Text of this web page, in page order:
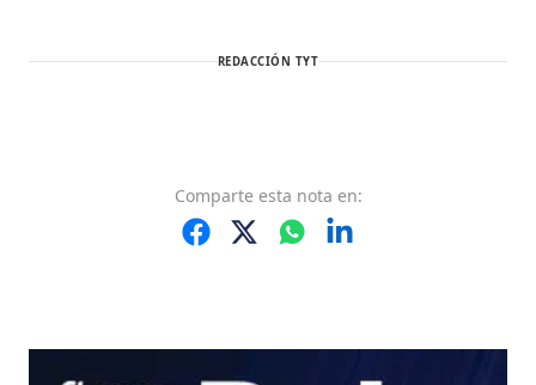
REDACCIÓN TYT
Comparte esta nota en: